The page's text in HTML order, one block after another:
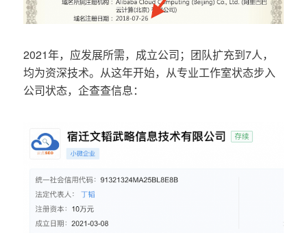
2021年，应发展所需，成立公司；团队扩充到7人，
均为资深技术。从这年开始，从专业工作室状态步入
公司状态，企查查信息：